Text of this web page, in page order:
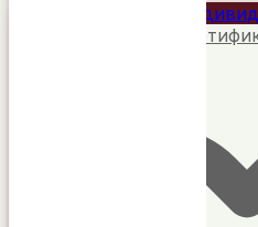
Подарочный